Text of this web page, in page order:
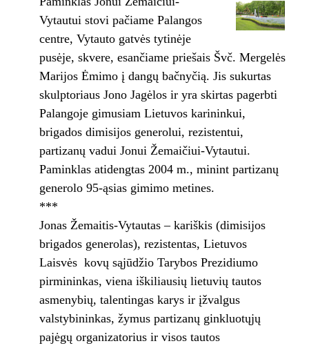
Vytautui stovi pačiame Palangos
centre, Vytauto gatvės tytinėje
pusėje, skvere, esančiame priešais Švč. Mergelės
Marijos Ėmimo į dangų bačnyčią. Jis sukurtas
skulptoriaus Jono Jagėlos ir yra skirtas pagerbti
Palangoje gimusiam Lietuvos karininkui,
brigados dimisijos generolui, rezistentui,
partizanų vadui Jonui Žemaičiui-Vytautui.
Paminklas atidengtas 2004 m., minint partizanų
generolo 95-ąsias gimimo metines.
***
Jonas Žemaitis-Vytautas – kariškis (dimisijos
brigados generolas), rezistentas, Lietuvos
Laisvės kovų sąjūdžio Tarybos Prezidiumo
pirmininkas, viena iškiliausių lietuvių tautos
asmenybių, talentingas karys ir įžvalgus
valstybininkas, žymus partizanų ginkluotųjų
pajėgų organizatorius ir visos tautos